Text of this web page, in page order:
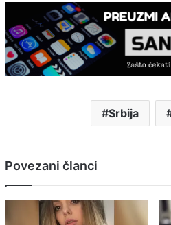
Srbija
Povezani članci